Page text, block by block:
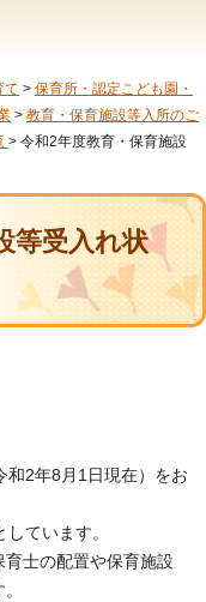
て > 保育所・認定こども園・
> 教育・保育施設等入所のご
> 令和2年度教育・保育施設
等受入れ状
和2年8月1日現在）をお
ています。
士の配置や保育施設